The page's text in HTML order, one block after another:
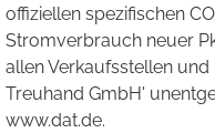
offiziellen spezifischen CO
Stromverbrauch neuer
allen Verkaufsstellen
Treuhand GmbH'
www.dat.de.